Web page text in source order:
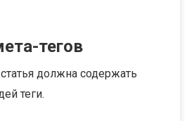
тегов
должна содержать
теги.